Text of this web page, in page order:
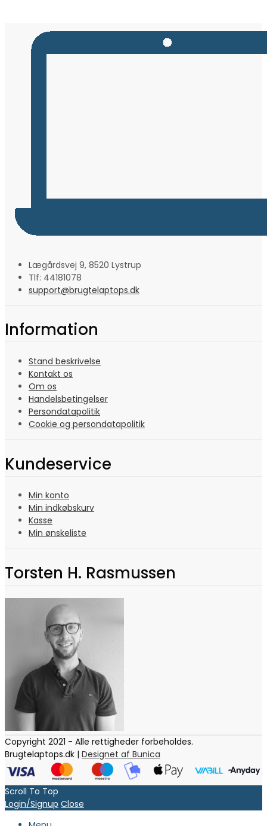
Lægårdsvej 9, 8520 Lystrup
Tlf: 44181078
support@brugtelaptops.dk
Information
Stand beskrivelse
Kontakt os
Om os
Handelsbetingelser
Persondatapolitik
Cookie og persondatapolitik
Kundeservice
Min konto
Min indkøbskurv
Kasse
Min ønskeliste
Torsten H. Rasmussen
Copyright 2021 - Alle rettigheder forbeholdes.
Brugtelaptops.dk | Designet af Bunica
Scroll To Top
Login/Signup Close